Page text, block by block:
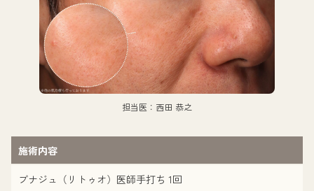
担当医：西田 恭之
施術内容
ブナジュ（リトゥオ）医師手打ち 1回